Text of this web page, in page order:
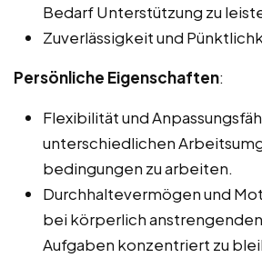
Bedarf Unterstützung zu
Zuverlässigkeit und
Persönliche Eigenschaften:
Flexibilität und
unterschiedlichen
bedingungen zu arbeiten.
Durchhaltevermögen und
bei körperlich
Aufgaben konzentriert zu